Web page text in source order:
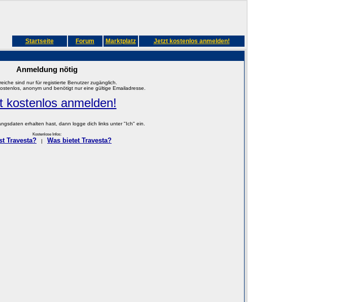
Startseite Forum Marktplatz Jetzt kostenlos anmelden!
Anmeldung nötig
sind nur für registierte Benutzer zugänglich.
anonym und benötigt nur eine gültige Emailadresse.
kostenlos anmelden!
erhalten hast, dann logge dich links unter "Ich" ein.
Kostenlose Infos:
Travesta? Was bietet Travesta?